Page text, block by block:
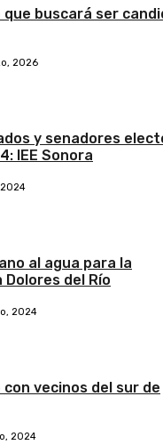
que buscará ser
2026
y senadores
IEE Sonora
al agua para la
del Río
2024
con vecinos del sur de
2024